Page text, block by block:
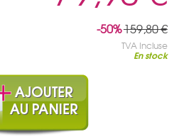
-50%159,80 €
TVA Incluse
En stock